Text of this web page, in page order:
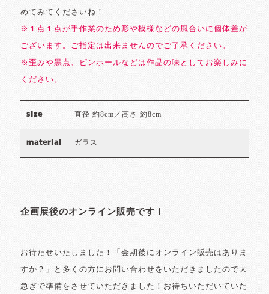
めてみてくださいね！
※１点１点が手作業のため形や模様などの風合いに個体差が
ございます。ご指定は出来ませんのでご了承ください。
※歪みや黒点、ピンホールなどは作品の味としてお楽しみに
ください。
size 直径 約8cm／高さ 約8cm
material ガラス
企画展後のオンライン販売です！
お待たせいたしました！「会期後にオンライン販売はありま
すか？」と多くの方にお問い合わせをいただきましたので大
急ぎで準備をさせていただきました！お待ちいただいていた